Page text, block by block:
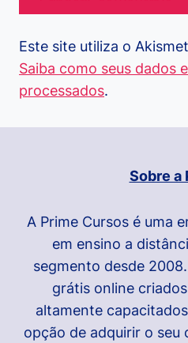
Este site utiliza o
Saiba como seus dados
processados.
Sobre a
A Prime Cursos é uma
em ensino a
segmento desde
grátis online
altamente
opção de adquirir o